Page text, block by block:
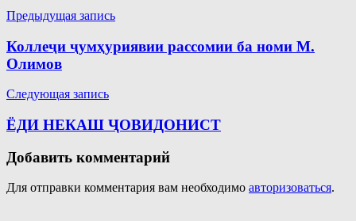
Навигация
по
записям
Предыдущая запись
Коллеҷи ҷумҳуриявии рассомии ба номи М.
Олимов
Следующая запись
ЁДИ НЕКАШ ҶОВИДОНИСТ
Добавить комментарий
Для отправки комментария вам необходимо авторизоваться.